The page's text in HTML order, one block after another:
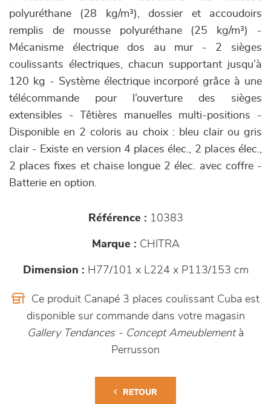
polyuréthane (28 kg/m³), dossier et accoudoirs
remplis de mousse polyuréthane (25 kg/m³) -
Mécanisme électrique dos au mur - 2 sièges
coulissants électriques, chacun supportant jusqu’à
120 kg - Système électrique incorporé grâce à une
télécommande pour l’ouverture des sièges
extensibles - Têtières manuelles multi-positions -
Disponible en 2 coloris au choix : bleu clair ou gris
clair - Existe en version 4 places élec., 2 places élec.,
2 places fixes et chaise longue 2 élec. avec coffre -
Batterie en option.
Référence : 10383
Marque : CHITRA
Dimension : H77/101 x L224 x P113/153 cm
Ce produit Canapé 3 places coulissant Cuba est
disponible sur commande dans votre magasin
Gallery Tendances - Concept Ameublement à
Perrusson
RETOUR